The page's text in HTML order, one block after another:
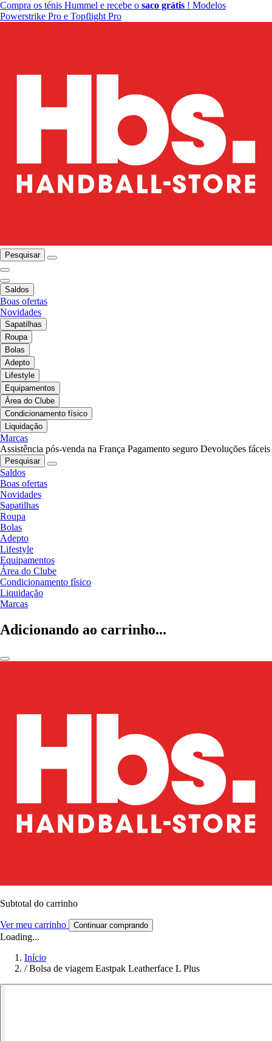
Compra os ténis Hummel e recebe o saco grátis ! Modelos
Powerstrike Pro e Topflight Pro
Pesquisar
Saldos
Boas ofertas
Novidades
Sapatilhas
Roupa
Bolas
Adepto
Lifestyle
Equipamentos
Área do Clube
Condicionamento físico
Liquidação
Marcas
Assistência pós-venda na França Pagamento seguro Devoluções fáceis
Pesquisar
Saldos
Boas ofertas
Novidades
Sapatilhas
Roupa
Bolas
Adepto
Lifestyle
Equipamentos
Área do Clube
Condicionamento físico
Liquidação
Marcas
Adicionando ao carrinho...
Subtotal do carrinho
Ver meu carrinho Continuar comprando
Loading...
Início
/ Bolsa de viagem Eastpak Leatherface L Plus